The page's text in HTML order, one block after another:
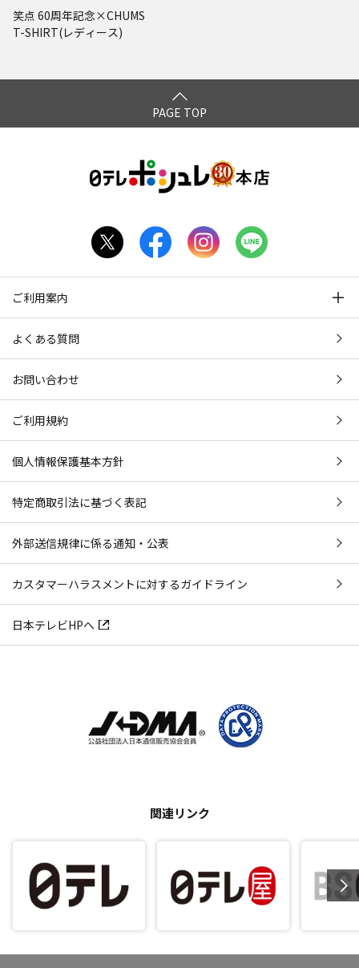
笑点 60周年記念×CHUMS
T-SHIRT(レディース)
PAGE TOP
ご利用案内
よくある質問
お問い合わせ
ご利用規約
個人情報保護基本方針
特定商取引法に基づく表記
外部送信規律に係る通知・公表
カスタマーハラスメントに対するガイドライン
日本テレビHPへ
関連リンク